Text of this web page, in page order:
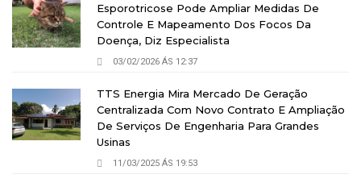
Esporotricose Pode Ampliar Medidas De
Controle E Mapeamento Dos Focos Da
Doença, Diz Especialista
03/02/2026 ÁS 12:37
TTS Energia Mira Mercado De Geração
Centralizada Com Novo Contrato E Ampliação
De Serviços De Engenharia Para Grandes
Usinas
11/03/2025 ÁS 19:53